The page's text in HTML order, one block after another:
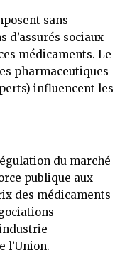
sans
d’assurés sociaux
médicaments. Le
pharmaceutiques
influencent les
du marché
publique aux
des médicaments
l’Union.